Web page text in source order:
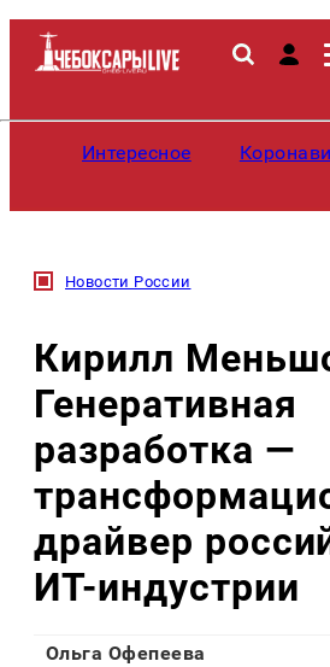
Интересное
Новости России
Кирилл
Генеративная
разработка —
драйвер
ИТ-индустрии
Ольга Офепеева